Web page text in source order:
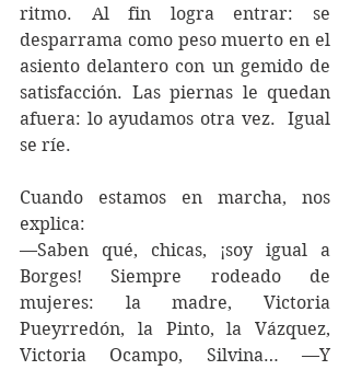
ritmo. Al fin logra entrar: se
desparrama como peso muerto en el
asiento delantero con un gemido de
satisfacción. Las piernas le quedan
afuera: lo ayudamos otra vez. Igual
se ríe.
Cuando estamos en marcha, nos
explica:
—Saben qué, chicas, ¡soy igual a
Borges! Siempre rodeado de
mujeres: la madre, Victoria
Pueyrredón, la Pinto, la Vázquez,
Victoria Ocampo, Silvina… —Y